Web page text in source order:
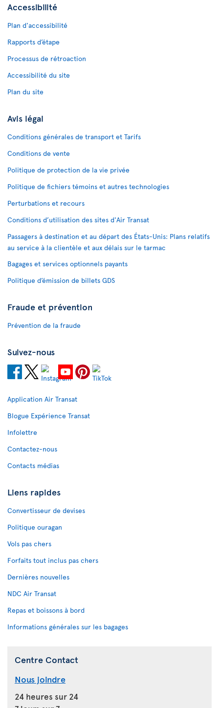
Accessibilité
Plan d'accessibilité
Rapports d’étape
Processus de rétroaction
Accessibilité du site
Plan du site
Avis légal
Conditions générales de transport et Tarifs
Conditions de vente
Politique de protection de la vie privée
Politique de fichiers témoins et autres technologies
Perturbations et recours
Conditions d’utilisation des sites d'Air Transat
Passagers à destination et au départ des États-Unis: Plans relatifs
au service à la clientèle et aux délais sur le tarmac
Bagages et services optionnels payants
Politique d’émission de billets GDS
Fraude et prévention
Prévention de la fraude
Suivez-nous
Application Air Transat
Blogue Expérience Transat
Infolettre
Contactez-nous
Contacts médias
Liens rapides
Convertisseur de devises
Politique ouragan
Vols pas chers
Forfaits tout inclus pas chers
Dernières nouvelles
NDC Air Transat
Repas et boissons à bord
Informations générales sur les bagages
Centre Contact
Nous joindre
24 heures sur 24